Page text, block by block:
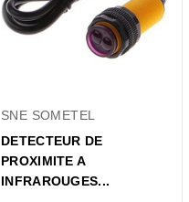
SNE SOMETEL
DETECTEUR DE
PROXIMITE A
INFRAROUGES...